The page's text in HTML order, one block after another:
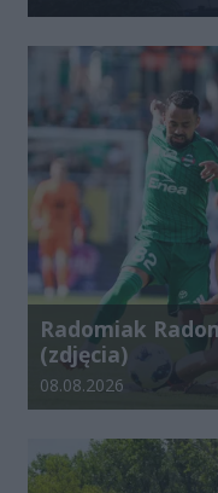
Radomiak
(zdjęcia)
Data dodania galerii:
08.08.2026